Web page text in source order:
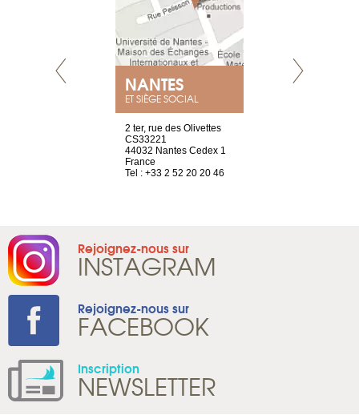
NANTES
ET SIÈGE SOCIAL
2 ter, rue des Olivettes
CS33221
44032 Nantes Cedex 1
France
Tel : +33 2 52 20 20 46
Rejoignez-nous sur
INSTAGRAM
Rejoignez-nous sur
FACEBOOK
Inscription
NEWSLETTER